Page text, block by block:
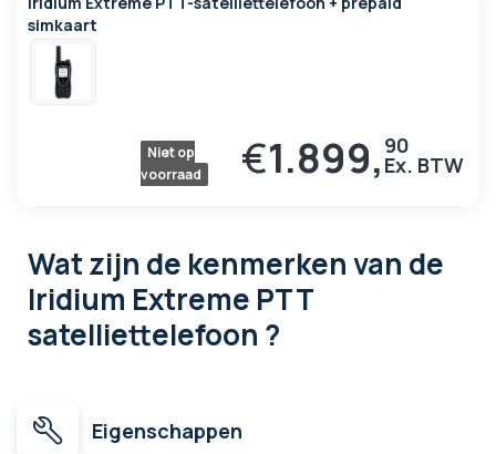
simkaart
Niet op
voorraad
€1.899, 90
Wat zijn de kenmerkenvan de
Iridium Extreme PTT
satelliettelefoon ?
Eigenschappen